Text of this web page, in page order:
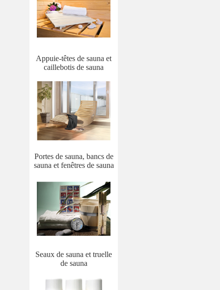
Appuie-têtes de sauna et
caillebotis de sauna
Portes de sauna, bancs de
sauna et fenêtres de sauna
Seaux de sauna et truelle
de sauna